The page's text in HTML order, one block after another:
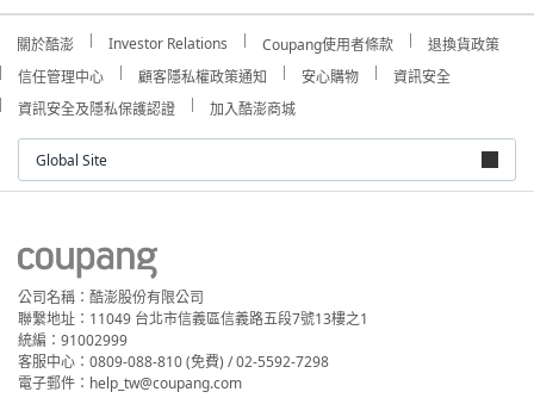
關於酷澎 Investor Relations Coupang使用者條款
退換貨政策
信任管理中心
顧客隱私權政策通知 安心購物
資訊安全
資訊安全及隱私保護認證
加入酷澎商城
Global Site
公司名稱：酷澎股份有限公司
聯繫地址：11049 台北市信義區信義路五段7號13樓之1
統編：91002999
客服中心：0809-088-810 (免費) / 02-5592-7298
電子郵件：help_tw@coupang.com